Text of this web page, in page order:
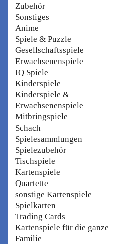
Zubehör
Sonstiges
Anime
Spiele & Puzzle
Gesellschaftsspiele
Erwachsenenspiele
IQ Spiele
Kinderspiele
Kinderspiele &
Erwachsenenspiele
Mitbringspiele
Schach
Spielesammlungen
Spielezubehör
Tischspiele
Kartenspiele
Quartette
sonstige Kartenspiele
Spielkarten
Trading Cards
Kartenspiele für die ganze
Familie